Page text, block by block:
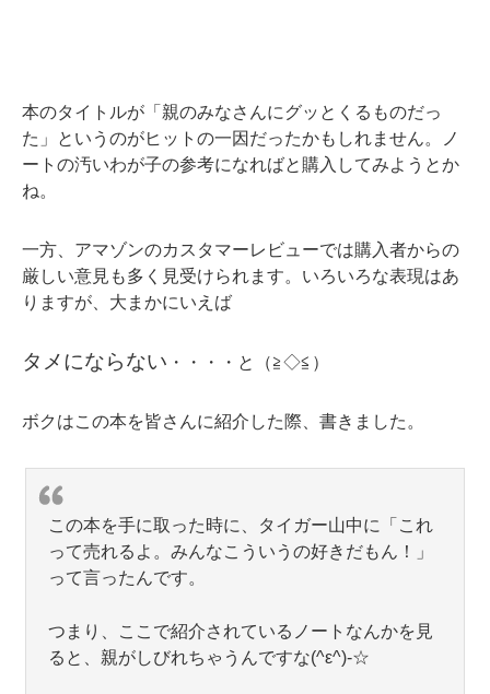
本のタイトルが「親のみなさんにグッとくるものだっ
た」というのがヒットの一因だったかもしれません。ノ
ートの汚いわが子の参考になればと購入してみようとか
ね。
一方、アマゾンのカスタマーレビューでは購入者からの
厳しい意見も多く見受けられます。いろいろな表現はあ
りますが、大まかにいえば
タメにならない ・・・・と（≧◇≦）
ボクはこの本を皆さんに紹介した際、書きました。
この本を手に取った時に、タイガー山中に「これ
って売れるよ。みんなこういうの好きだもん！」
って言ったんです。
つまり、ここで紹介されているノートなんかを見
ると、親がしびれちゃうんですな(^ε^)-☆